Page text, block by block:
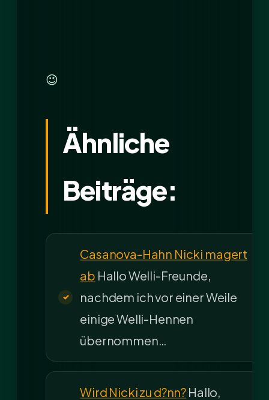
😉
Ähnliche
Beiträge:
Casanova-Hahn Nicki magert
ab Hallo Welli-Freunde,
nachdem ich vor einer Weile
einige Welli-Hennen
übernommen…
Wird Nicki zu d?nn? Hallo,